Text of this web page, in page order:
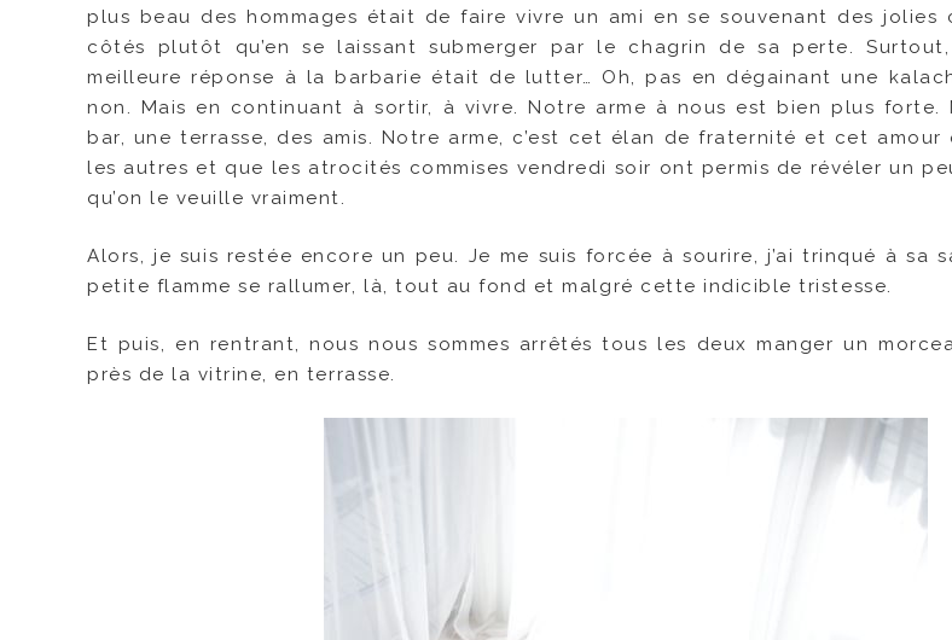
plus beau des hommages était de faire vivre un ami en se souvenant des jolies
côtés plutôt qu’en se laissant submerger par le chagrin de sa perte.
meilleure réponse à la barbarie était de lutter… Oh, pas en dégainant une
non. Mais en continuant à sortir, à vivre. Notre arme à nous est bien plus forte.
bar, une terrasse, des amis. Notre arme, c’est cet élan de fraternité et cet amour
les autres et que les atrocités commises vendredi soir ont permis de révéler un
qu’on le veuille vraiment.
Alors, je suis restée encore un peu. Je me suis forcée à sourire, j’ai trinqué à sa
petite flamme se rallumer, là, tout au fond et malgré cette indicible tristesse.
Et puis, en rentrant, nous nous sommes arrêtés tous les deux manger un
près de la vitrine, en terrasse.